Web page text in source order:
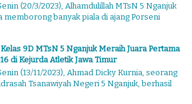
(20/3/2023), Alhamdulillah MTsN 5 Nganjuk
memborong banyak piala di ajang Porseni
9D MTsN 5 Nganjuk Meraih Juara Pertama
di Kejurda Atletik Jawa Timur
(13/11/2023), Ahmad Dicky Kurnia, seorang
Tsanawiyah Negeri 5 Nganjuk, berhasil